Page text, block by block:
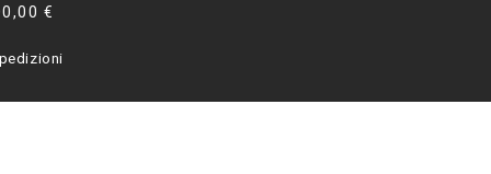
€